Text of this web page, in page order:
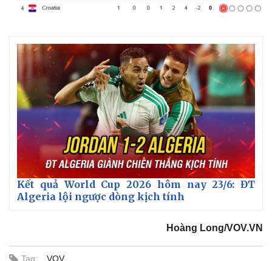
Kết quả World Cup 2026 hôm nay 23/6: ĐT
Algeria lội ngược dòng kịch tính
Hoàng Long/VOV.VN
Tag: VOV